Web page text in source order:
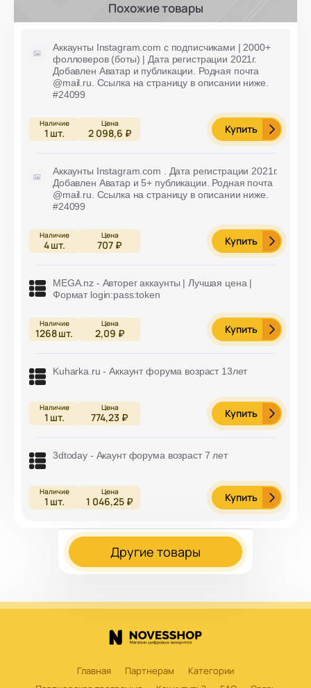
Похожие товары
Аккаунты Instagram.com с подписчиками | 2000+
фолловеров (боты) | Дата регистрации 2021г.
Добавлен Аватар и публикации. Родная почта
@mail.ru. Ссылка на страницу в описании ниже.
#24099
1 шт. 2 098,6 ₽ Купить
Аккаунты Instagram.com . Дата регистрации 2021г.
Добавлен Аватар и 5+ публикации. Родная почта
@mail.ru. Ссылка на страницу в описании ниже.
#24099
4шт. 707 ₽ Купить
MEGA.nz - Авторег аккаунты | Лучшая цена |
Формат login:pass:token
1268шт. 2,09 ₽ Купить
Kuharka.ru - Аккаунт форума возраст 13лет
1 шт. 774,23 ₽ Купить
3dtoday - Акаунт форума возраст 7 лет
1 шт. 1 046,25 ₽ Купить
Другие товары
Главная Партнерам
Категории